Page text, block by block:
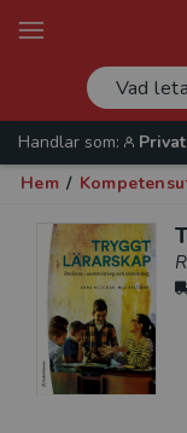
Handlar som:
Hem /